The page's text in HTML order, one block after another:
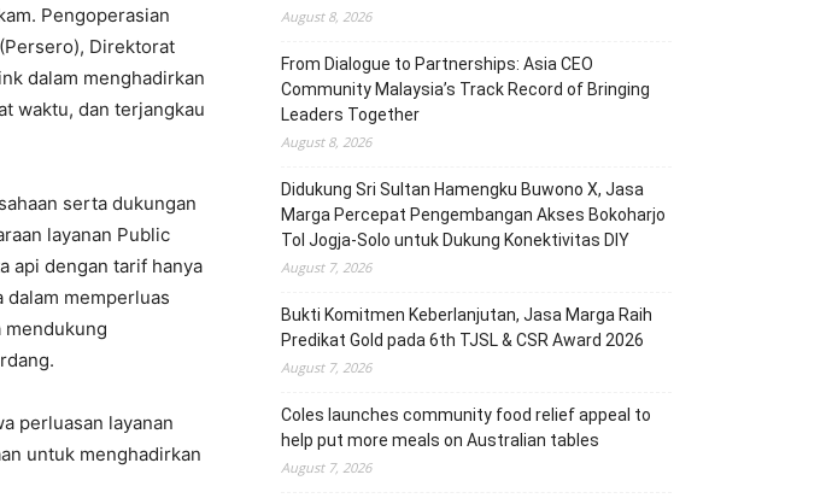
Pengoperasian
Direktorat
dalam menghadirkan
waktu, dan terjangkau
serta dukungan
layanan Public
api dengan tarif hanya
memperluas
perluasan layanan
untuk menghadirkan
August 8, 2026
From Dialogue to Partnerships: Asia CEO
Community Malaysia’s Track Record of Bringing
Leaders Together
August 8, 2026
Didukung Sri Sultan Hamengku Buwono X, Jasa
Marga Percepat Pengembangan Akses Bokoharjo
Tol Jogja-Solo untuk Dukung Konektivitas DIY
August 7, 2026
Bukti Komitmen Keberlanjutan, Jasa Marga Raih
Predikat Gold pada 6th TJSL & CSR Award 2026
August 7, 2026
Coles launches community food relief appeal to
help put more meals on Australian tables
August 7, 2026